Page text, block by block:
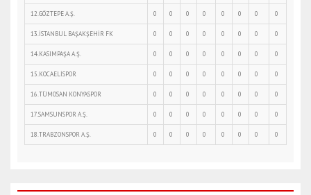
12.GÖZTEPE A.Ş. 0 0 0 0 0 0 0 0
13.İSTANBUL BAŞAKŞEHİR FK 0 0 0 0 0 0 0 0
14.KASIMPAŞA A.Ş. 0 0 0 0 0 0 0 0
15.KOCAELİSPOR 0 0 0 0 0 0 0 0
16.TÜMOSAN KONYASPOR 0 0 0 0 0 0 0 0
17.SAMSUNSPOR A.Ş. 0 0 0 0 0 0 0 0
18.TRABZONSPOR A.Ş. 0 0 0 0 0 0 0 0